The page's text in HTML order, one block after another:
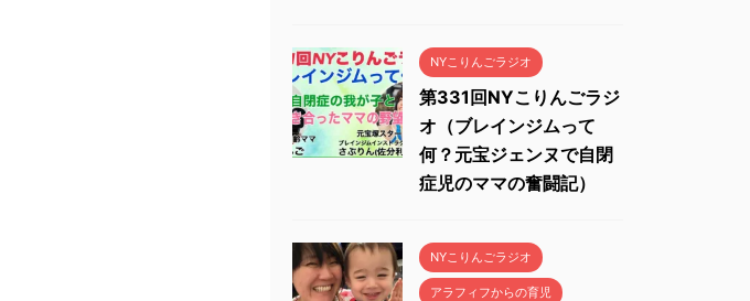
NYこりんごラジオ
第331回NYこりんごラジ
オ（ブレインジムって
何？元宝ジェンヌで自閉
症児のママの奮闘記）
NYこりんごラジオ
アラフィフからの育児